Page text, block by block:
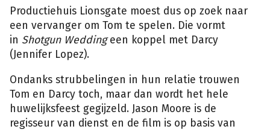
Productiehuis Lionsgate moest dus op zoek naar
een vervanger om Tom te spelen. Die vormt
in Shotgun Weddingeen koppel met Darcy
(Jennifer Lopez).
Ondanks strubbelingen in hun relatie trouwen
Tom en Darcy toch, maar dan wordt het hele
huwelijksfeest gegijzeld. Jason Moore is de
regisseur van dienst en de film is op basis van